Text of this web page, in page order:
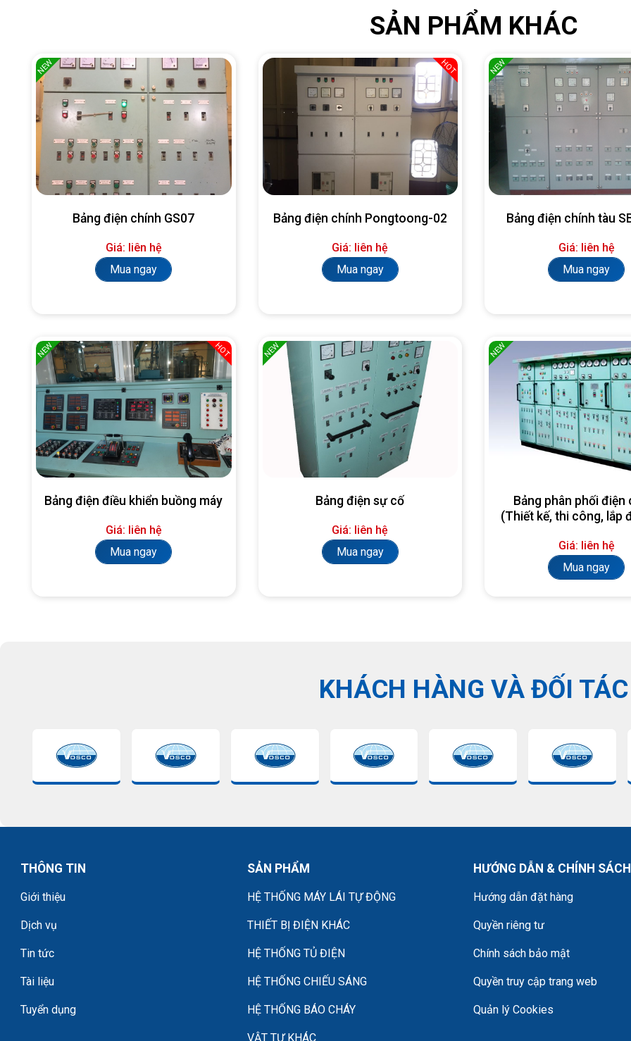
SẢN PHẨM KHÁC
NEW
Bảng điện chính GS07
Giá: liên hệ
Mua ngay
HOT
Bảng điện chính Pongtoong-02
Giá: liên hệ
Mua ngay
NEW
Bảng điện chính tàu
Giá: liên hệ
Mua ngay
NEW HOT
Bảng điện điều khiển buồng máy
Giá: liên hệ
Mua ngay
NEW
Bảng điện sự cố
Giá: liên hệ
Mua ngay
NEW
Bảng phân phối điện
(Thiết kế, thi công, lắp
Giá: liên hệ
Mua ngay
KHÁCH HÀNG VÀ ĐỐI TÁC
THÔNG TIN
Giới thiệu
Dịch vụ
Tin tức
Tài liệu
Tuyển dụng
SẢN PHẨM
HỆ THỐNG MÁY LÁI TỰ ĐỘNG
THIẾT BỊ ĐIỆN KHÁC
HỆ THỐNG TỦ ĐIỆN
HỆ THỐNG CHIẾU SÁNG
HỆ THỐNG BÁO CHÁY
VẬT TƯ KHÁC
HƯỚNG DẪN & CHÍNH SÁCH
Hướng dẫn đặt hàng
Quyền riêng tư
Chính sách bảo mật
Quyền truy cập trang web
Quản lý Cookies